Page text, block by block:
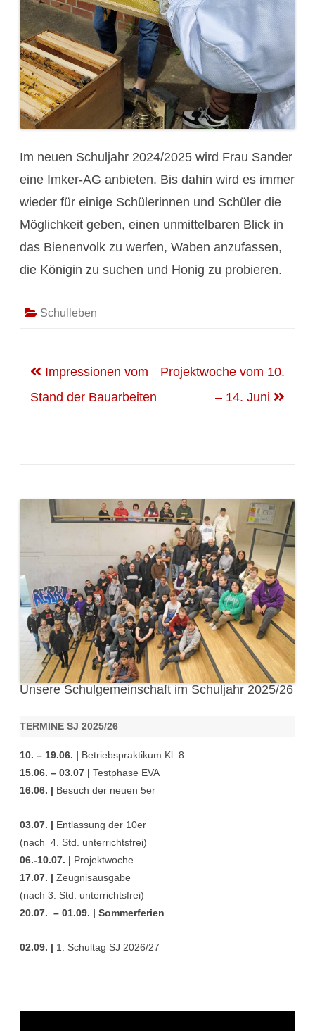
Im neuen Schuljahr 2024/2025 wird Frau Sander
eine Imker-AG anbieten. Bis dahin wird es immer
wieder für einige Schülerinnen und Schüler die
Möglichkeit geben, einen unmittelbaren Blick in
das Bienenvolk zu werfen, Waben anzufassen,
die Königin zu suchen und Honig zu probieren.
Schulleben
Beitragsnavigation
Impressionen vom
Stand der Bauarbeiten
Projektwoche vom 10.
– 14. Juni
Unsere Schulgemeinschaft im Schuljahr 2025/26
TERMINE SJ 2025/26
10. – 19.06. | Betriebspraktikum Kl. 8
15.06. – 03.07 | Testphase EVA
16.06. | Besuch der neuen 5er
03.07. | Entlassung der 10er
(nach 4. Std. unterrichtsfrei)
06.-10.07. | Projektwoche
17.07. | Zeugnisausgabe
(nach 3. Std. unterrichtsfrei)
20.07. – 01.09. | Sommerferien
02.09. | 1. Schultag SJ 2026/27